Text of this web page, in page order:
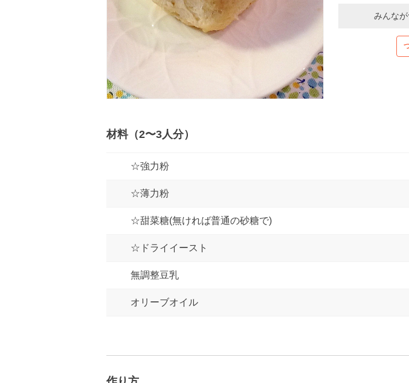
みんな
材料（2〜3人分）
☆強力粉
☆薄力粉
☆甜菜糖(無ければ普通の砂糖で)
☆ドライイースト
無調整豆乳
オリーブオイル